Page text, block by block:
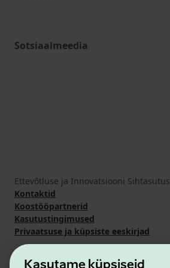
Kasutame küpsiseid
Sotsiaalmeedia
Ettevõtluse ja Innovatsiooni Sihtasutus
Kontaktid
Koostööpartnerid
Kasutustingimused
Privaatsuse ja küpsiste eeskirjad